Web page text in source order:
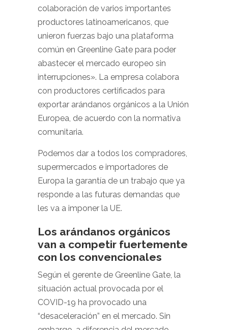
colaboración de varios importantes
productores latinoamericanos, que
unieron fuerzas bajo una plataforma
común en Greenline Gate para poder
abastecer el mercado europeo sin
interrupciones». La empresa colabora
con productores certificados para
exportar arándanos orgánicos a la Unión
Europea, de acuerdo con la normativa
comunitaria.
Podemos dar a todos los compradores,
supermercados e importadores de
Europa la garantía de un trabajo que ya
responde a las futuras demandas que
les va a imponer la UE.
Los arándanos orgánicos
van a competir fuertemente
con los convencionales
Según el gerente de Greenline Gate, la
situación actual provocada por el
COVID-19 ha provocado una
“desaceleración” en el mercado. Sin